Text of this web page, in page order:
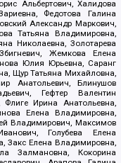
Альбертович, Халидова
Федотова Галина
Александр Маркович,
Татьяна Владимировна,
Николаевна, Золотарева
Жемкова Елена
Юлия Юрьевна, Саранг
Щур Татьяна Михайловна,
Анатольевич, Блинушов
Гефтер Валентин
Ирина Анатольевна,
Елена Владимировна,
Владимирович, Максимов
Голубева Елена
Закс Елена Владимировна,
Залмановна, Кокорина